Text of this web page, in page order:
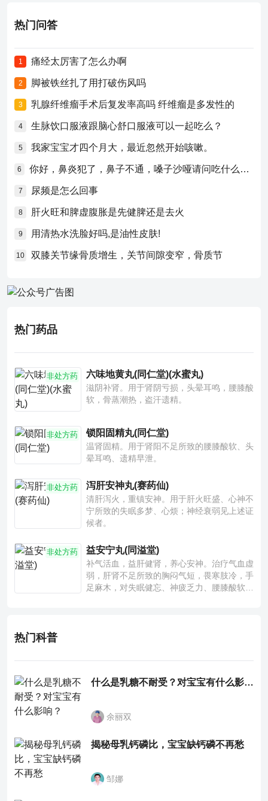
热门问答
1 痛经太厉害了怎么办啊
2 脚被铁丝扎了用打破伤风吗
3 乳腺纤维瘤手术后复发率高吗 纤维瘤是多发性的
4 生脉饮口服液跟脑心舒口服液可以一起吃么？
5 我家宝宝才四个月大，最近忽然开始咳嗽。
6 你好，鼻炎犯了，鼻子不通，嗓子沙哑请问吃什么药比较好？
7 尿频是怎么回事
8 肝火旺和脾虚腹胀是先健脾还是去火
9 用清热水洗脸好吗,是油性皮肤!
10 双膝关节缘骨质增生，关节间隙变窄，骨质节
热门药品
非处方药 六味地黄丸(同仁堂)(水蜜丸)
滋阴补肾。用于肾阴亏损，头晕耳鸣，腰膝酸
软，骨蒸潮热，盗汗遗精。
非处方药 锁阳固精丸(同仁堂)
温肾固精。用于肾阳不足所致的腰膝酸软、头
晕耳鸣、遗精早泄。
非处方药 泻肝安神丸(赛药仙)
清肝泻火，重镇安神。用于肝火旺盛、心神不
宁所致的失眠多梦、心烦；神经衰弱见上述证
候者。
非处方药 益安宁丸(同溢堂)
补气活血，益肝健肾，养心安神。治疗气血虚
弱，肝肾不足所致的胸闷气短，畏寒肢冷，手
足麻木，对失眠健忘、神疲乏力、腰膝酸软也
热门科普
什么是乳糖不耐受？对宝宝有什么影响？
余丽双
揭秘母乳钙磷比，宝宝缺钙磷不再愁
邹娜